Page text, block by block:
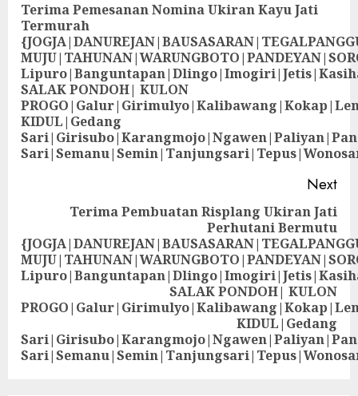
Terima Pemesanan Nomina Ukiran Kayu Jati
Termurah
SALAK PONDOH| KULON
KIDUL|Gedang
Next
Terima Pembuatan Risplang Ukiran Jati
Perhutani Bermutu
SALAK PONDOH| KULON
KIDUL|Gedang